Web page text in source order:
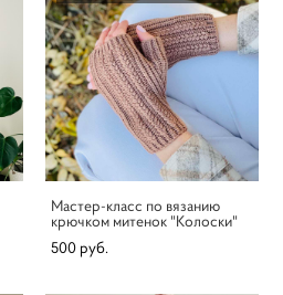
Мастер-класс по вязанию
крючком митенок "Колоски"
500 pуб.